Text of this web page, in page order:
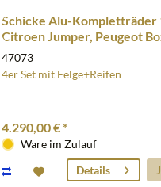
Schicke Alu-Kompletträder
Citroen Jumper, Peugeot
Reifendrucks
47073
4er Set mit Felge+Reifen
4.290,00 € *
Ware im Zulauf
Details